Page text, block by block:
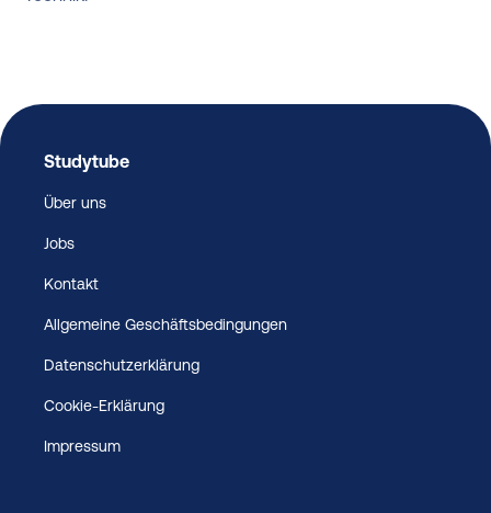
Studytube
Über uns
Jobs
Kontakt
Allgemeine Geschäftsbedingungen
Datenschutzerklärung
Cookie-Erklärung
Impressum